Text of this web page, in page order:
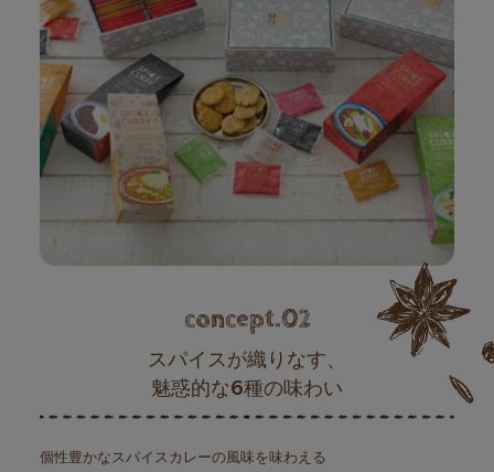
concept.02
スパイスが織りなす、
魅惑的な6種の味わい
個性豊かなスパイスカレーの風味を味わえる